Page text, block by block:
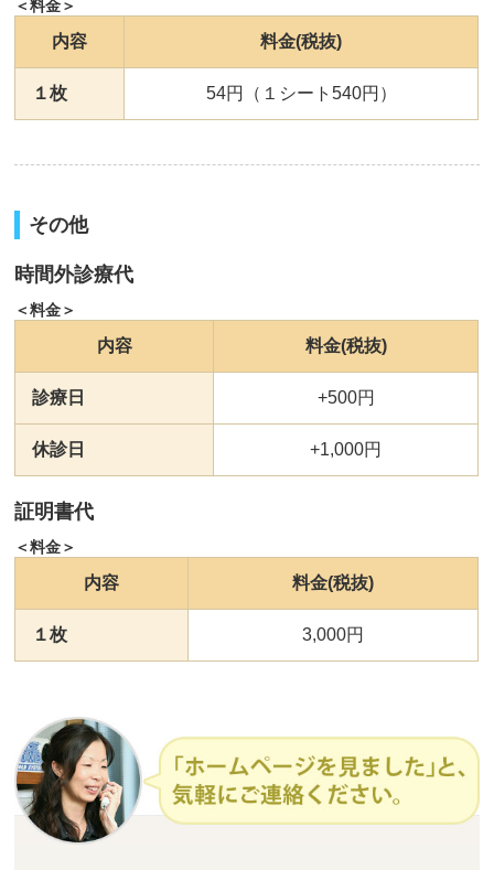
＜料金＞
内容 料金(税抜)
１枚 54円（１シート540円）
その他
時間外診療代
＜料金＞
内容 料金(税抜)
診療日 +500円
休診日 +1,000円
証明書代
＜料金＞
内容 料金(税抜)
１枚 3,000円